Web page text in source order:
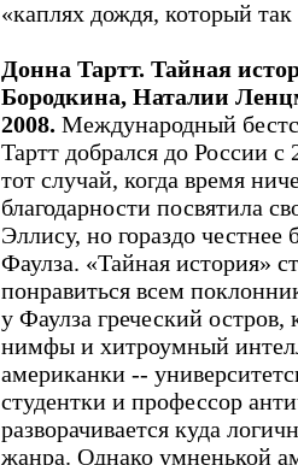
«каплях дождя, который
Донна Тартт. Тайная
Бородкина, Наталии
2008. Международный
Тартт добрался до России
тот случай, когда время
благодарности посвятила
Эллису, но гораздо
Фаулза. «Тайная история»
понравиться всем
у Фаулза греческий
нимфы и хитроумный
американки --
студентки и профессор
разворачивается куда
жанра. Однако умненькой